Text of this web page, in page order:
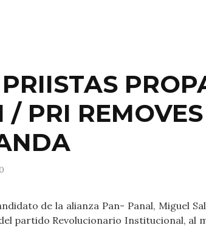
/ PRI
de la alianza Pan- Panal, Miguel
partido Revolucionario Institucional, al